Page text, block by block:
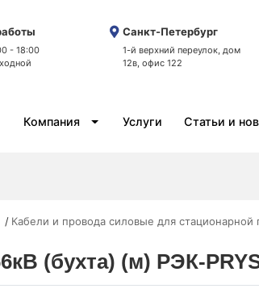
- 18:00
Санкт-Петербург
1-й верхний переулок, дом
12в, офис 122
Компания Услуги Статьи и
Кабели и провода силовые для стационарной
(бухта) (м) РЭК-